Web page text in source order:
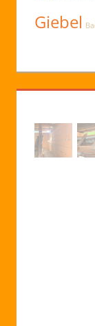
Giebel